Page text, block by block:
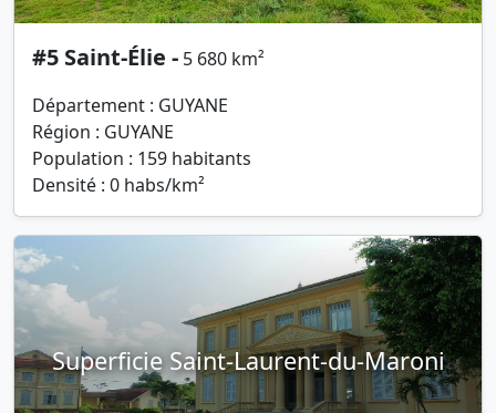
#5 Saint-Élie - 5 680 km²
Département : GUYANE
Région : GUYANE
Population : 159 habitants
Densité : 0 habs/km²
Superficie Saint-Laurent-du-Maroni